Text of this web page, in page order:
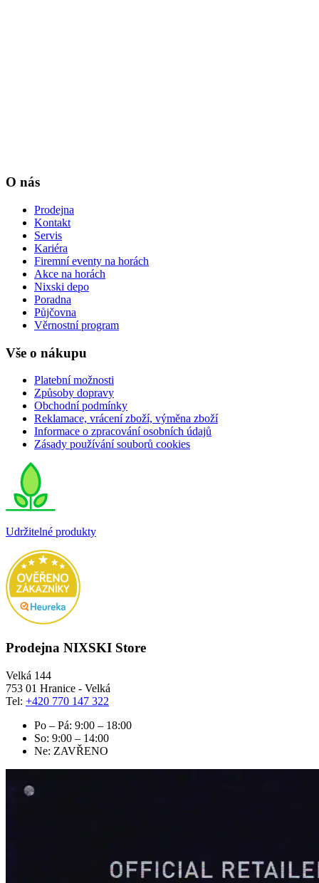
O nás
Prodejna
Kontakt
Servis
Kariéra
Firemní eventy na horách
Akce na horách
Nixski depo
Poradna
Půjčovna
Věrnostní program
Vše o nákupu
Platební možnosti
Způsoby dopravy
Obchodní podmínky
Reklamace, vrácení zboží, výměna zboží
Informace o zpracování osobních údajů
Zásady používání souborů cookies
Udržitelné produkty
Prodejna NIXSKI Store
Velká 144
753 01 Hranice - Velká
Tel: +420 770 147 322
Po – Pá: 9:00 – 18:00
So: 9:00 – 14:00
Ne: ZAVŘENO